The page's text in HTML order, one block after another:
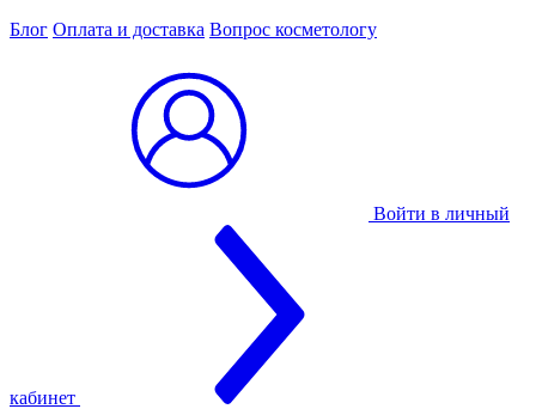
Блог Оплата и доставка Вопрос косметологу
Войти в личный
кабинет